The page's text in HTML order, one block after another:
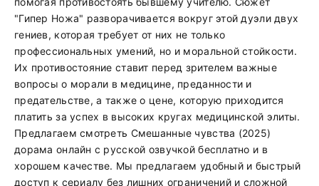
"Гипер Ножа" разворачивается вокруг этой дуэли двух
гениев, которая требует от них не только
профессиональных умений, но и моральной стойкости.
Их противостояние ставит перед зрителем важные
вопросы о морали в медицине, преданности и
предательстве, а также о цене, которую приходится
платить за успех в высоких кругах медицинской элиты.
Предлагаем смотреть Смешанные чувства (2025)
дорама онлайн с русской озвучкой бесплатно и в
хорошем качестве. Мы предлагаем удобный и быстрый
доступ к сериалу без лишних ограничений и сложной